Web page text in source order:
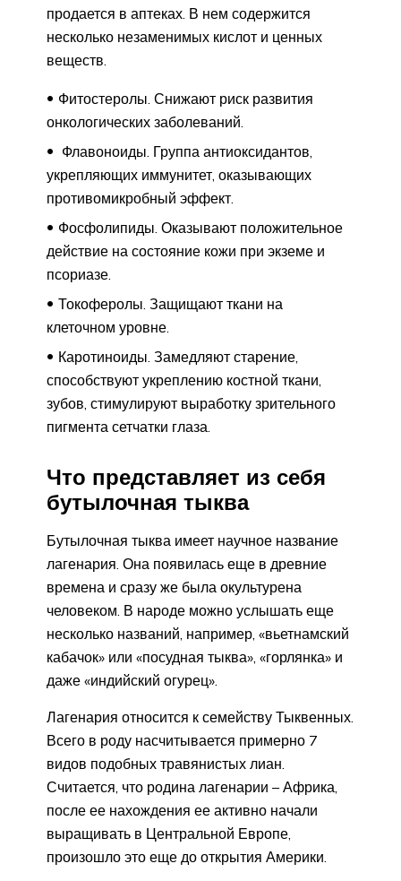
продается в аптеках. В нем содержится
несколько незаменимых кислот и ценных
веществ.
Фитостеролы. Снижают риск развития
онкологических заболеваний.
Флавоноиды. Группа антиоксидантов,
укрепляющих иммунитет, оказывающих
противомикробный эффект.
Фосфолипиды. Оказывают положительное
действие на состояние кожи при экземе и
псориазе.
Токоферолы. Защищают ткани на
клеточном уровне.
Каротиноиды. Замедляют старение,
способствуют укреплению костной ткани,
зубов, стимулируют выработку зрительного
пигмента сетчатки глаза.
Что представляет из себя
бутылочная тыква
Бутылочная тыква имеет научное название
лагенария. Она появилась еще в древние
времена и сразу же была окультурена
человеком. В народе можно услышать еще
несколько названий, например, «вьетнамский
кабачок» или «посудная тыква», «горлянка» и
даже «индийский огурец».
Лагенария относится к семейству Тыквенных.
Всего в роду насчитывается примерно 7
видов подобных травянистых лиан.
Считается, что родина лагенарии – Африка,
после ее нахождения ее активно начали
выращивать в Центральной Европе,
произошло это еще до открытия Америки.